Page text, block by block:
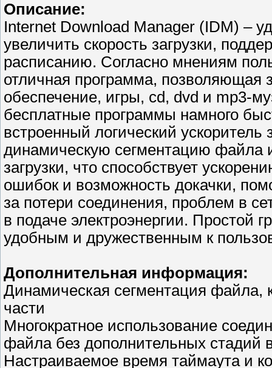
Описание:
Internet Download Manager (IDM) –
увеличить скорость загрузки,
расписанию. Согласно мнениям
отличная программа, позволяющая
обеспечение, игры, cd, dvd и mp3-
бесплатные программы намного
встроенный логический
динамическую сегментацию файла
загрузки, что способствует
ошибок и возможность докачки,
за потери соединения, проблем в
в подаче электроэнергии. Простой
удобным и дружественным к
Дополнительная информация:
Динамическая сегментация файла,
части
Многократное использование
файла без дополнительных стадий
Настраиваемое время таймаута и